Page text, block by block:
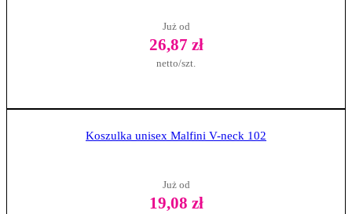
Już od
26,87 zł
netto/szt.
Koszulka unisex Malfini V-neck 102
Już od
19,08 zł